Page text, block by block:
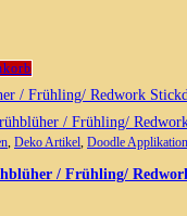
Deko Artikel Doodle
/ Frühling/